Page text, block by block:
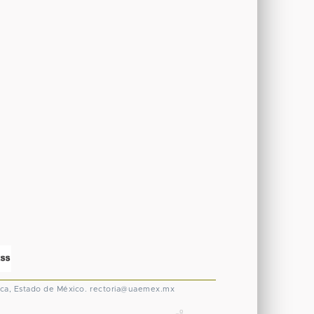
Estado de México. rectoria@uaemex.mx